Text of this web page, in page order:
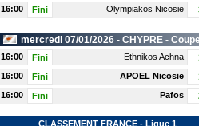
16:00 Fini Olympiakos Nicosie
mercredi 07/01/2026 - CHYPRE -
16:00 Fini Ethnikos Achna
16:00
Fini APOEL Nicosie
16:00
Fini Pafos
CLASSEMENT FRANCE - Ligue 1